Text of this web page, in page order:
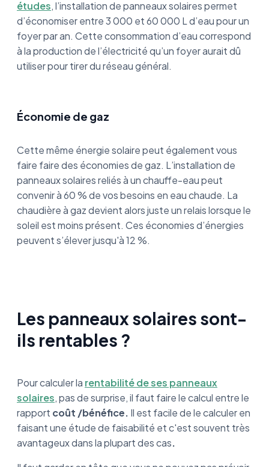
études, l’installation de panneaux solaires permet
d’économiser entre 3 000 et 60 000 L d’eau pour un
foyer par an. Cette consommation d’eau correspond
à la production de l’électricité qu’un foyer aurait dû
utiliser pour tirer du réseau général.
Économie de gaz
Cette même énergie solaire peut également vous
faire faire des économies de gaz. L’installation de
panneaux solaires reliés à un chauffe-eau peut
convenir à 60 % de vos besoins en eau chaude. La
chaudière à gaz devient alors juste un relais lorsque le
soleil est moins présent. Ces économies d’énergies
peuvent s’élever jusqu'à 12 %.
Les panneaux solaires sont-
ils rentables ?
Pour calculer la rentabilité de ses panneaux
solaires, pas de surprise, il faut faire le calcul entre le
rapport coût /bénéfice. Il est facile de le calculer en
faisant une étude de faisabilité et c'est souvent très
avantageux dans la plupart des cas.